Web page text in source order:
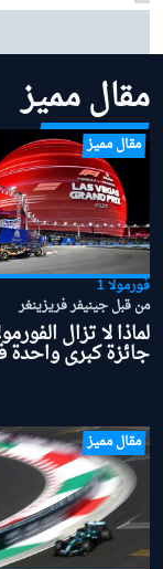
برياتوري محتار
مقال مميز
مقال مميز
فورمولا 1
من قبل جينيفر فريزينغر
جائزة كبرى
مقال مميز